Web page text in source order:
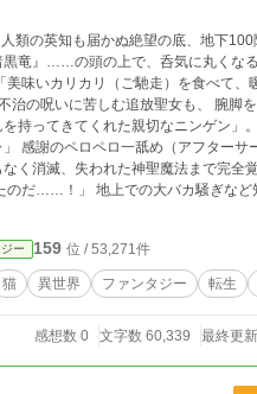
』……の頭の上で、呑気に丸くなる一
いカリカリ（ご馳走）を食べて、暖かい
治の呪いに苦しむ追放聖女も、 腕
親切なニンゲン」。 「カリカリ美味かったニャ。食後
た手
れた神聖魔法まで完全覚醒！ 「これが……黒猫様の
ないクロは、今日も暗黒竜
。
ー 159 位 / 53,271件
猫 異世界 ファンタジー 転生
感想数 0 文字数 60,339 最終更